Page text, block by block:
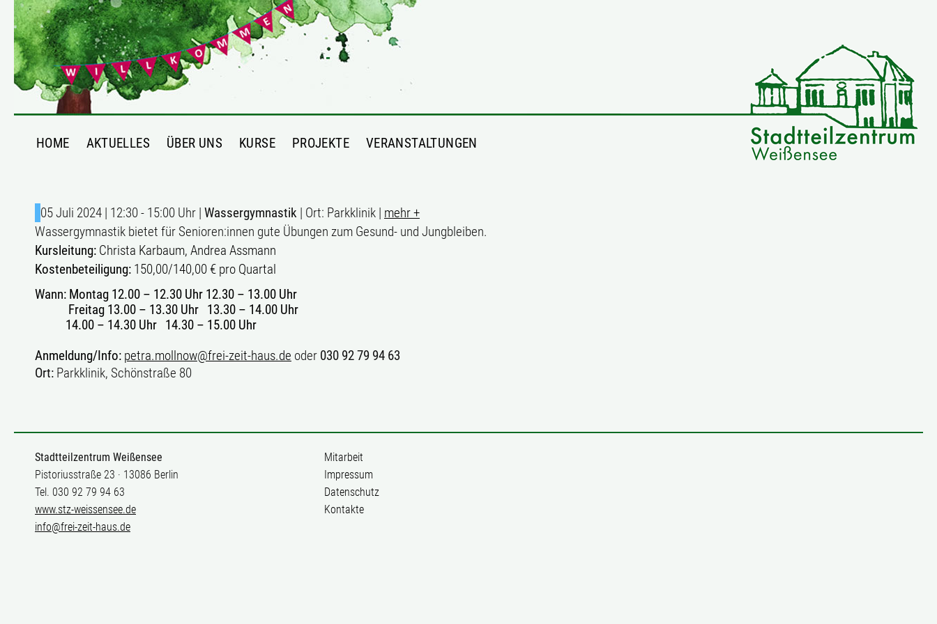
HOME AKTUELLES ÜBER UNS KURSE PROJEKTE VERANSTALTUNGEN
05 Juli 2024 | 12:30 - 15:00 Uhr | Wassergymnastik | Ort: Parkklinik | mehr +
Wassergymnastik bietet für Senioren:innen gute Übungen zum Gesund- und Jungbleiben.
Kursleitung: Christa Karbaum, Andrea Assmann
Kostenbeteiligung: 150,00/140,00 € pro Quartal
Wann: Montag 12.00 – 12.30 Uhr 12.30 – 13.00 Uhr
Freitag 13.00 – 13.30 Uhr 13.30 – 14.00 Uhr
14.00 – 14.30 Uhr 14.30 – 15.00 Uhr
Anmeldung/Info: petra.mollnow@frei-zeit-haus.de oder 030 92 79 94 63
Ort: Parkklinik, Schönstraße 80
Stadtteilzentrum Weißensee
Pistoriusstraße 23 · 13086 Berlin
Tel. 030 92 79 94 63
www.stz-weissensee.de
info@frei-zeit-haus.de
Mitarbeit
Impressum
Datenschutz
Kontakte